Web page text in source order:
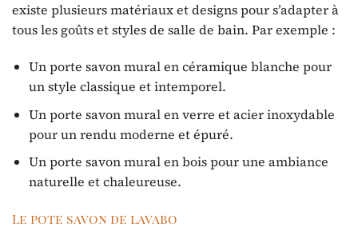
existe plusieurs matériaux et designs pour s’adapter à
tous les goûts et styles de salle de bain. Par exemple :
Un porte savon mural en céramique blanche pour
un style classique et intemporel.
Un porte savon mural en verre et acier inoxydable
pour un rendu moderne et épuré.
Un porte savon mural en bois pour une ambiance
naturelle et chaleureuse.
Le pote savon de lavabo